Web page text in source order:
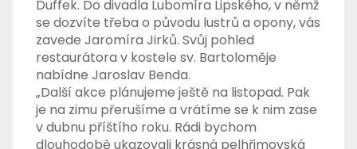
Duffek. Do divadla Lubomíra Lipského, v němž
se dozvíte třeba o původu lustrů a opony, vás
zavede Jaromíra Jirků. Svůj pohled
restaurátora v kostele sv. Bartoloměje
nabídne Jaroslav Benda.
„Další akce plánujeme ještě na listopad. Pak
je na zimu přerušíme a vrátíme se k nim zase
v dubnu příštího roku. Rádi bychom
dlouhodobě ukazovali krásná pelhřimovská